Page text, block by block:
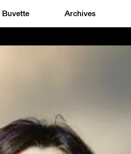
Buvette Archives